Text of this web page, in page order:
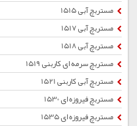
مستربچ آبی 1515
مستربچ آبی 1517
مستربچ آبی 1518
مستربچ سرمه ای کاربنی 1519
مستربچ آبی کاربنی 1521
مستربچ فیروزه ای 1530
مستربچ فیروزه ای 1535